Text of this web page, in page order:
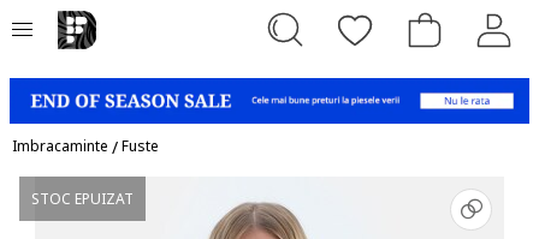
Imbracaminte /Fuste
STOC EPUIZAT